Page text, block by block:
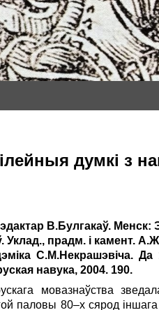
думкі з
В.Булгакаў. Менск:
прадм. і камент.
С.М.Некрашэвіча.
навука, 2004. 190.
мовазнаўства
паловы 80–х сярод